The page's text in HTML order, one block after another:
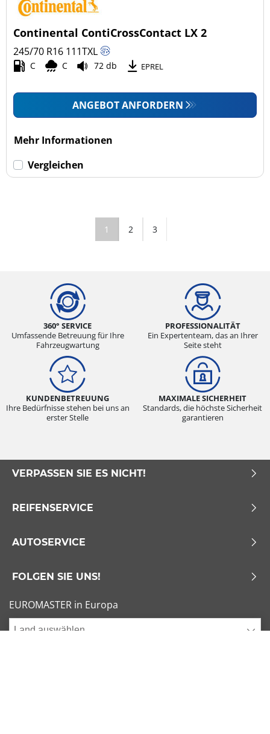
Continental ContiCrossContact LX 2
245/70 R16 111TXL
C C 72 db EPREL
ANGEBOT ANFORDERN
Mehr Informationen
Vergleichen
1 2 3
360° SERVICE
Umfassende Betreuung für Ihre
Fahrzeugwartung
PROFESSIONALITÄT
Ein Expertenteam, das an Ihrer
Seite steht
KUNDENBETREUUNG
Ihre Bedürfnisse stehen bei uns an
erster Stelle
MAXIMALE SICHERHEIT
Standards, die höchste Sicherheit
garantieren
VERPASSEN SIE ES NICHT!
REIFENSERVICE
AUTOSERVICE
FOLGEN SIE UNS!
EUROMASTER in Europa
Land auswählen